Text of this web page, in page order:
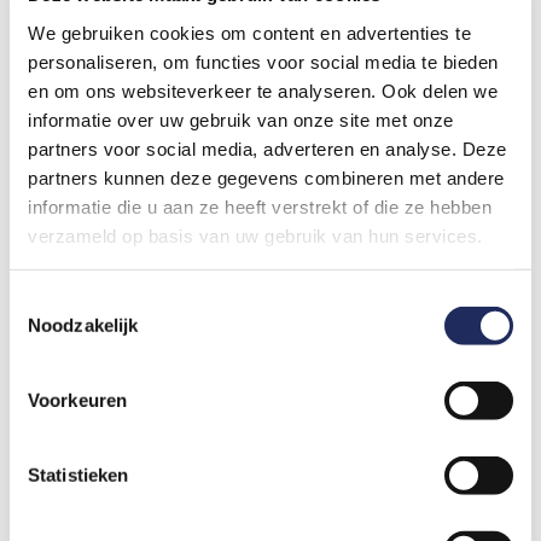
We gebruiken cookies om content en advertenties te
personaliseren, om functies voor social media te bieden
en om ons websiteverkeer te analyseren. Ook delen we
informatie over uw gebruik van onze site met onze
partners voor social media, adverteren en analyse. Deze
partners kunnen deze gegevens combineren met andere
informatie die u aan ze heeft verstrekt of die ze hebben
verzameld op basis van uw gebruik van hun services.
Noodzakelijk
Voorkeuren
Statistieken
Het slachtoffer heeft bepaalde rechten, zoals recht op
schadevergoeding, spreekrecht en recht op informatie
uit het strafrechtelijk onderzoek. Een
gespecialiseerde zedenadvocaat staat slachtoffers bij
vanaf aangifte tot uitspraak.
Heeft u vragen?
Raadpleeg direct onze adviesbalie. Onze juristen
kunnen er voor zorgen dat de juiste zedenfeiten
Hiervoor bespreekt de juridische intakebalie graag de
onze
Kosten